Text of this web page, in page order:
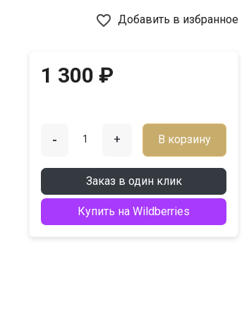
favorite_border Добавить в избранное
1 300 ₽
- + В корзину
Заказ в один клик
Купить на Wildberries